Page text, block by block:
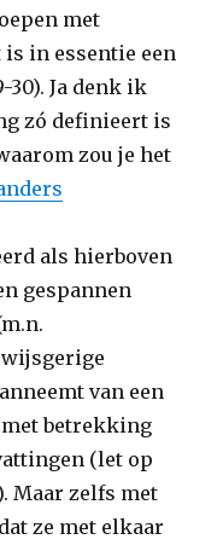
met
in essentie een
30). Ja denk ik
zó definieert is
zou je het
als hierboven
gespannen
van een
met betrekking
(let op
Maar zelfs met
ze met elkaar